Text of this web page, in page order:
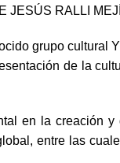
JESÚS RALLI
grupo cultural
de la
en la creación
entre las